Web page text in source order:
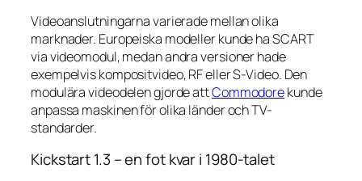
Videoanslutningarna varierade mellan olika
marknader. Europeiska modeller kunde ha SCART
via videomodul, medan andra versioner hade
exempelvis kompositvideo, RF eller S-Video. Den
modulära videodelen gjorde attCommodorekunde
anpassa maskinen för olika länder och TV-
standarder.
Kickstart 1.3 – en fot kvar i 1980-talet